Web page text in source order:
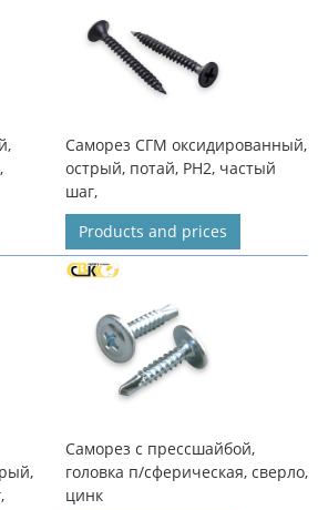
Саморез СГМ оксидированный,
острый, потай, PH2, частый
шаг,
Products and prices
Саморез с прессшайбой,
головка п/сферическая, сверло,
цинк